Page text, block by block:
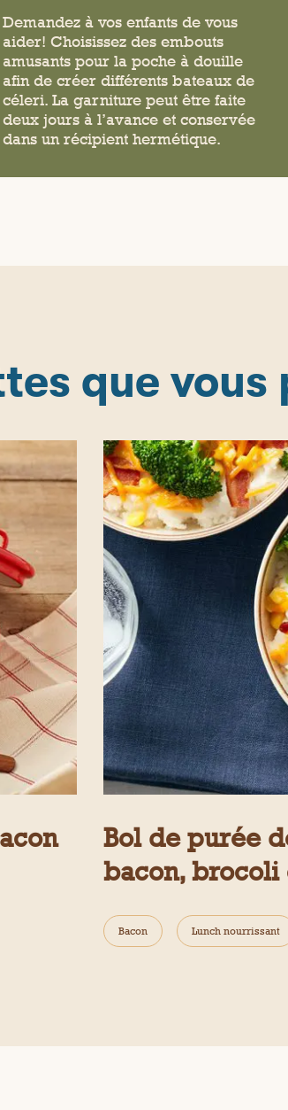
Demandez à vos enfants de vous
aider! Choisissez des embouts
amusants pour la poche à douille
afin de créer différents bateaux de
céleri. La garniture peut être faite
deux jours à l’avance et conservée
dans un récipient hermétique.
que
Bol de purée
bacon, brocoli
Bacon Lunch nourrissant